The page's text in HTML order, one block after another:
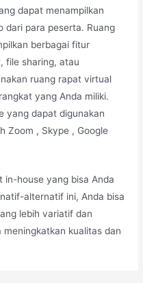
dapat menampilkan
dari para peserta. Ruang
berbagai fitur
file sharing, atau
ruang rapat virtual
yang Anda miliki.
yang dapat digunakan
Zoom , Skype , Google
house yang bisa Anda
alternatif ini, Anda bisa
lebih variatif dan
meningkatkan kualitas dan